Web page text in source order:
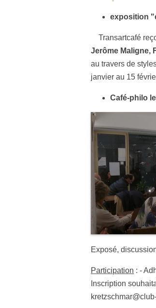
exposition
Transartcafé
Jerôme Maligne,
au travers de
janvier au 15
Café-philo
Exposé,
Participation : -
Inscription